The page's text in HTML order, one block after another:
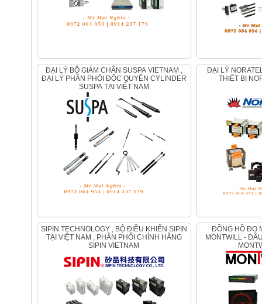
ĐẠI LÝ BỘ GIẢM CHẤN SUSPA VIETNAM ,
ĐẠI LÝ PHÂN PHỐI ĐỘC QUYỀN CYLINDER
SUSPA TẠI VIỆT NAM
ĐẠI LÝ NORATEL VIETNAM , PHÂN PHỐI
THIẾT BỊ
SIPIN TECHNOLOGY , BỘ ĐIỀU KHIỂN SIPIN
TẠI VIỆT NAM , PHÂN PHỐI CHÍNH HÃNG
SIPIN VIETNAM
ĐỒNG HỒ ĐO MONTWILL - CẢM BIẾN
MONTWILL -